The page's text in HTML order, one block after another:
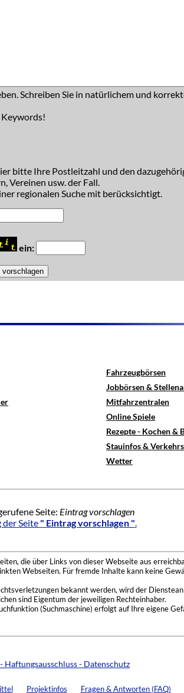
Schreiben Sie in natürlichem und
bitte Ihre Postleitzahl und den
Vereinen usw. der Fall.
regionalen Suche mit berücksichtigt.
ein:
Fahrzeugbörsen
Jobbörsen &
Mitfahrzentralen
Online Spiele
Rezepte - Kochen &
Stauinfos &
Wetter
Seite: Eintrag vorschlagen
der Seite " Eintrag vorschlagen ".
die über Links von dieser Webseite aus
Webseiten. Für fremde Inhalte kann keine
bekannt werden, wird der
sind Eigentum der jeweiligen Rechteinhaber.
(Suchmaschine) erfolgt auf Ihre eigene
Haftungsausschluss - Datenschutz
Projektinfos Fragen & Antworten (FAQ)